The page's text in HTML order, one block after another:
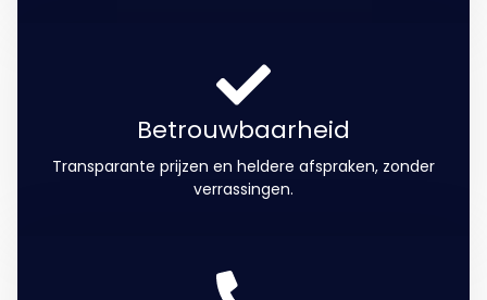
Betrouwbaarheid
Transparante prijzen en heldere afspraken, zonder
verrassingen.